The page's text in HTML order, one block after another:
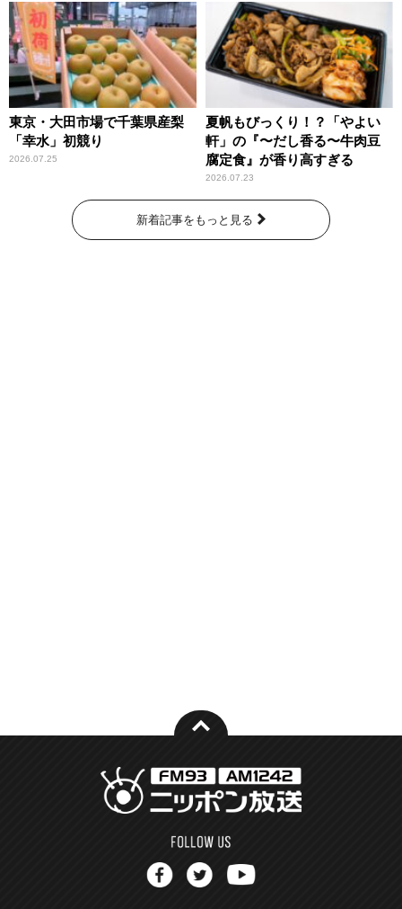
～」放送
東京・大田市場で千葉県産梨
「幸水」初競り
2026.07.25
夏帆もびっくり！？「やよい
軒」の『〜だし香る〜牛肉豆
腐定食』が香り高すぎる
2026.07.23
新着記事をもっと見る